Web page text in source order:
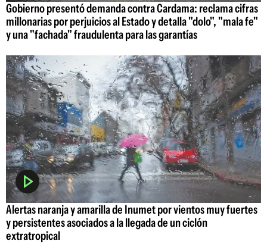
Gobierno presentó demanda contra Cardama: reclama cifras
millonarias por perjuicios al Estado y detalla "dolo", "mala fe"
y una "fachada" fraudulenta para las garantías
Alertas naranja y amarilla de Inumet por vientos muy fuertes
y persistentes asociados a la llegada de un ciclón
extratropical